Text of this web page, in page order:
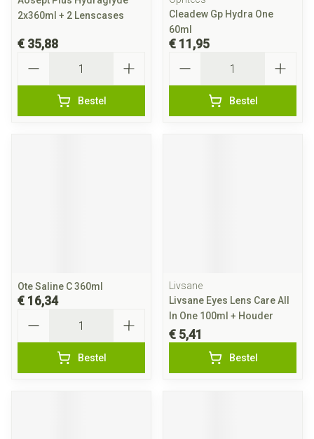
2x360ml + 2 Lenscases
€ 35,88
Bestel
Cleadew Gp Hydra One
60ml
€ 11,95
Bestel
Ote Saline C 360ml
€ 16,34
Bestel
Livsane
Livsane Eyes Lens Care All
In One 100ml + Houder
€ 5,41
Bestel